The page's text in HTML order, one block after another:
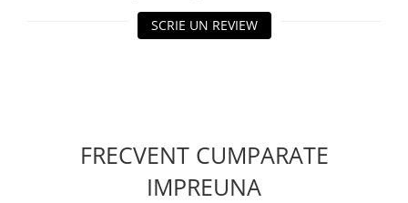
SCRIE UN REVIEW
FRECVENT CUMPARATE
IMPREUNA